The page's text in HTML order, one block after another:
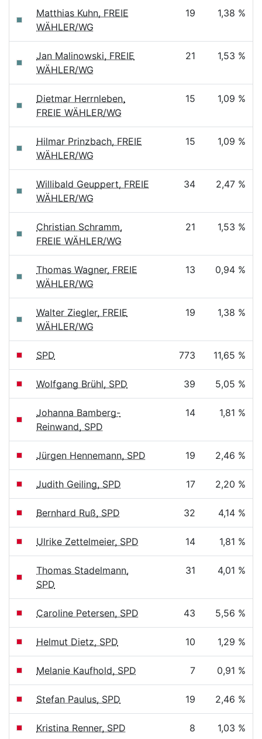
Matthias Kuhn, FREIE
WÄHLER/WG
19 1,38 %
Jan Malinowski, FREIE
WÄHLER/WG
21 1,53 %
Dietmar Herrnleben,
FREIE WÄHLER/WG
15 1,09 %
Hilmar Prinzbach, FREIE
WÄHLER/WG
15 1,09 %
Willibald Geuppert, FREIE
WÄHLER/WG
34 2,47 %
Christian Schramm,
FREIE WÄHLER/WG
21 1,53 %
Thomas Wagner, FREIE
WÄHLER/WG
13 0,94 %
Walter Ziegler, FREIE
WÄHLER/WG
19 1,38 %
SPD 773 11,65 %
Wolfgang Brühl, SPD 39 5,05 %
Johanna Bamberg-
Reinwand, SPD
14 1,81 %
Jürgen Hennemann, SPD 19 2,46 %
Judith Geiling, SPD 17 2,20 %
Bernhard Ruß, SPD 32 4,14 %
Ulrike Zettelmeier, SPD 14 1,81 %
Thomas Stadelmann,
SPD
31 4,01 %
Caroline Petersen, SPD 43 5,56 %
Helmut Dietz, SPD 10 1,29 %
Melanie Kaufhold, SPD 7 0,91 %
Stefan Paulus, SPD 19 2,46 %
Kristina Renner, SPD 8 1,03 %